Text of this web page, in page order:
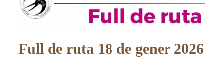
Full de ruta 18 de gener 2026